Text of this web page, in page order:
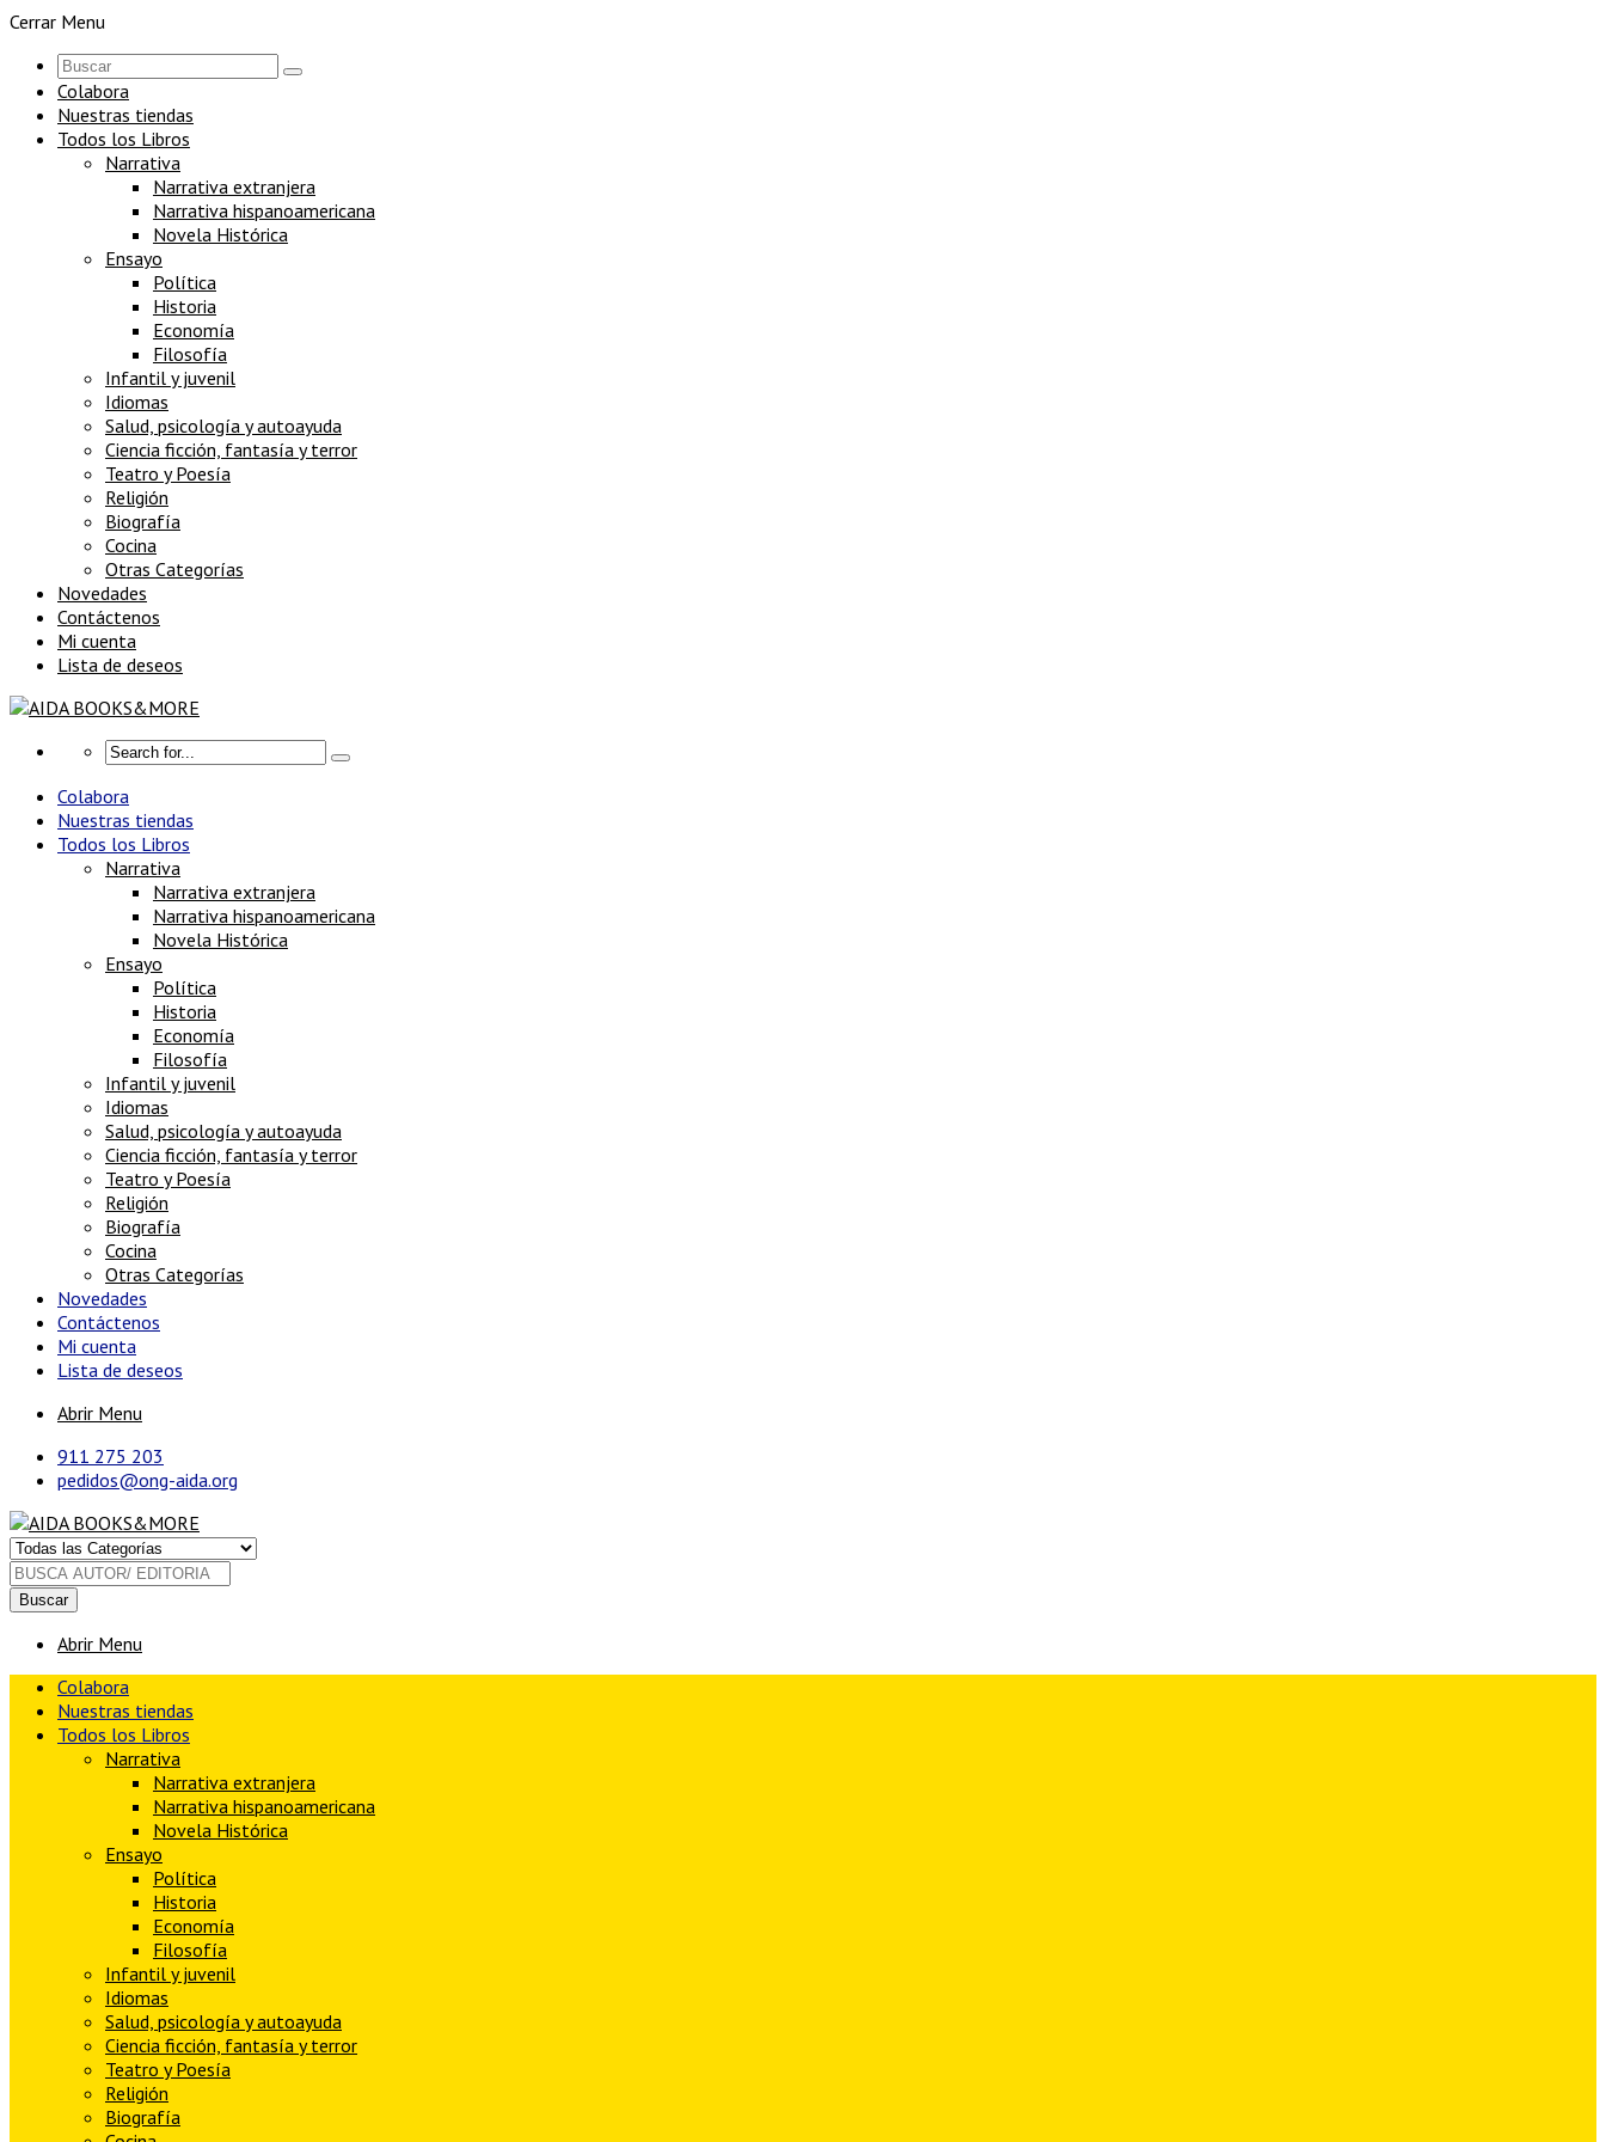
Cerrar Menu
Colabora
Nuestras tiendas
Todos los Libros
Narrativa
Narrativa extranjera
Narrativa hispanoamericana
Novela Histórica
Ensayo
Política
Historia
Economía
Filosofía
Infantil y juvenil
Idiomas
Salud, psicología y autoayuda
Ciencia ficción, fantasía y terror
Teatro y Poesía
Religión
Biografía
Cocina
Otras Categorías
Novedades
Contáctenos
Mi cuenta
Lista de deseos
Colabora
Nuestras tiendas
Todos los Libros
Narrativa
Narrativa extranjera
Narrativa hispanoamericana
Novela Histórica
Ensayo
Política
Historia
Economía
Filosofía
Infantil y juvenil
Idiomas
Salud, psicología y autoayuda
Ciencia ficción, fantasía y terror
Teatro y Poesía
Religión
Biografía
Cocina
Otras Categorías
Novedades
Contáctenos
Mi cuenta
Lista de deseos
Abrir Menu
911 275 203
pedidos@ong-aida.org
Buscar
Abrir Menu
Colabora
Nuestras tiendas
Todos los Libros
Narrativa
Narrativa extranjera
Narrativa hispanoamericana
Novela Histórica
Ensayo
Política
Historia
Economía
Filosofía
Infantil y juvenil
Idiomas
Salud, psicología y autoayuda
Ciencia ficción, fantasía y terror
Teatro y Poesía
Religión
Biografía